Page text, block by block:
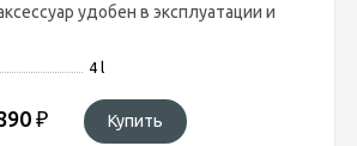
удобен в эксплуатации и
4 l
₽
Купить